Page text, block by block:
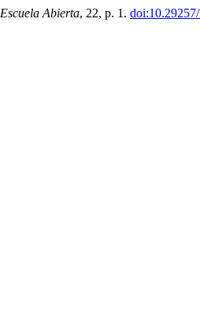
Escuela Abierta, 22, p. 1.